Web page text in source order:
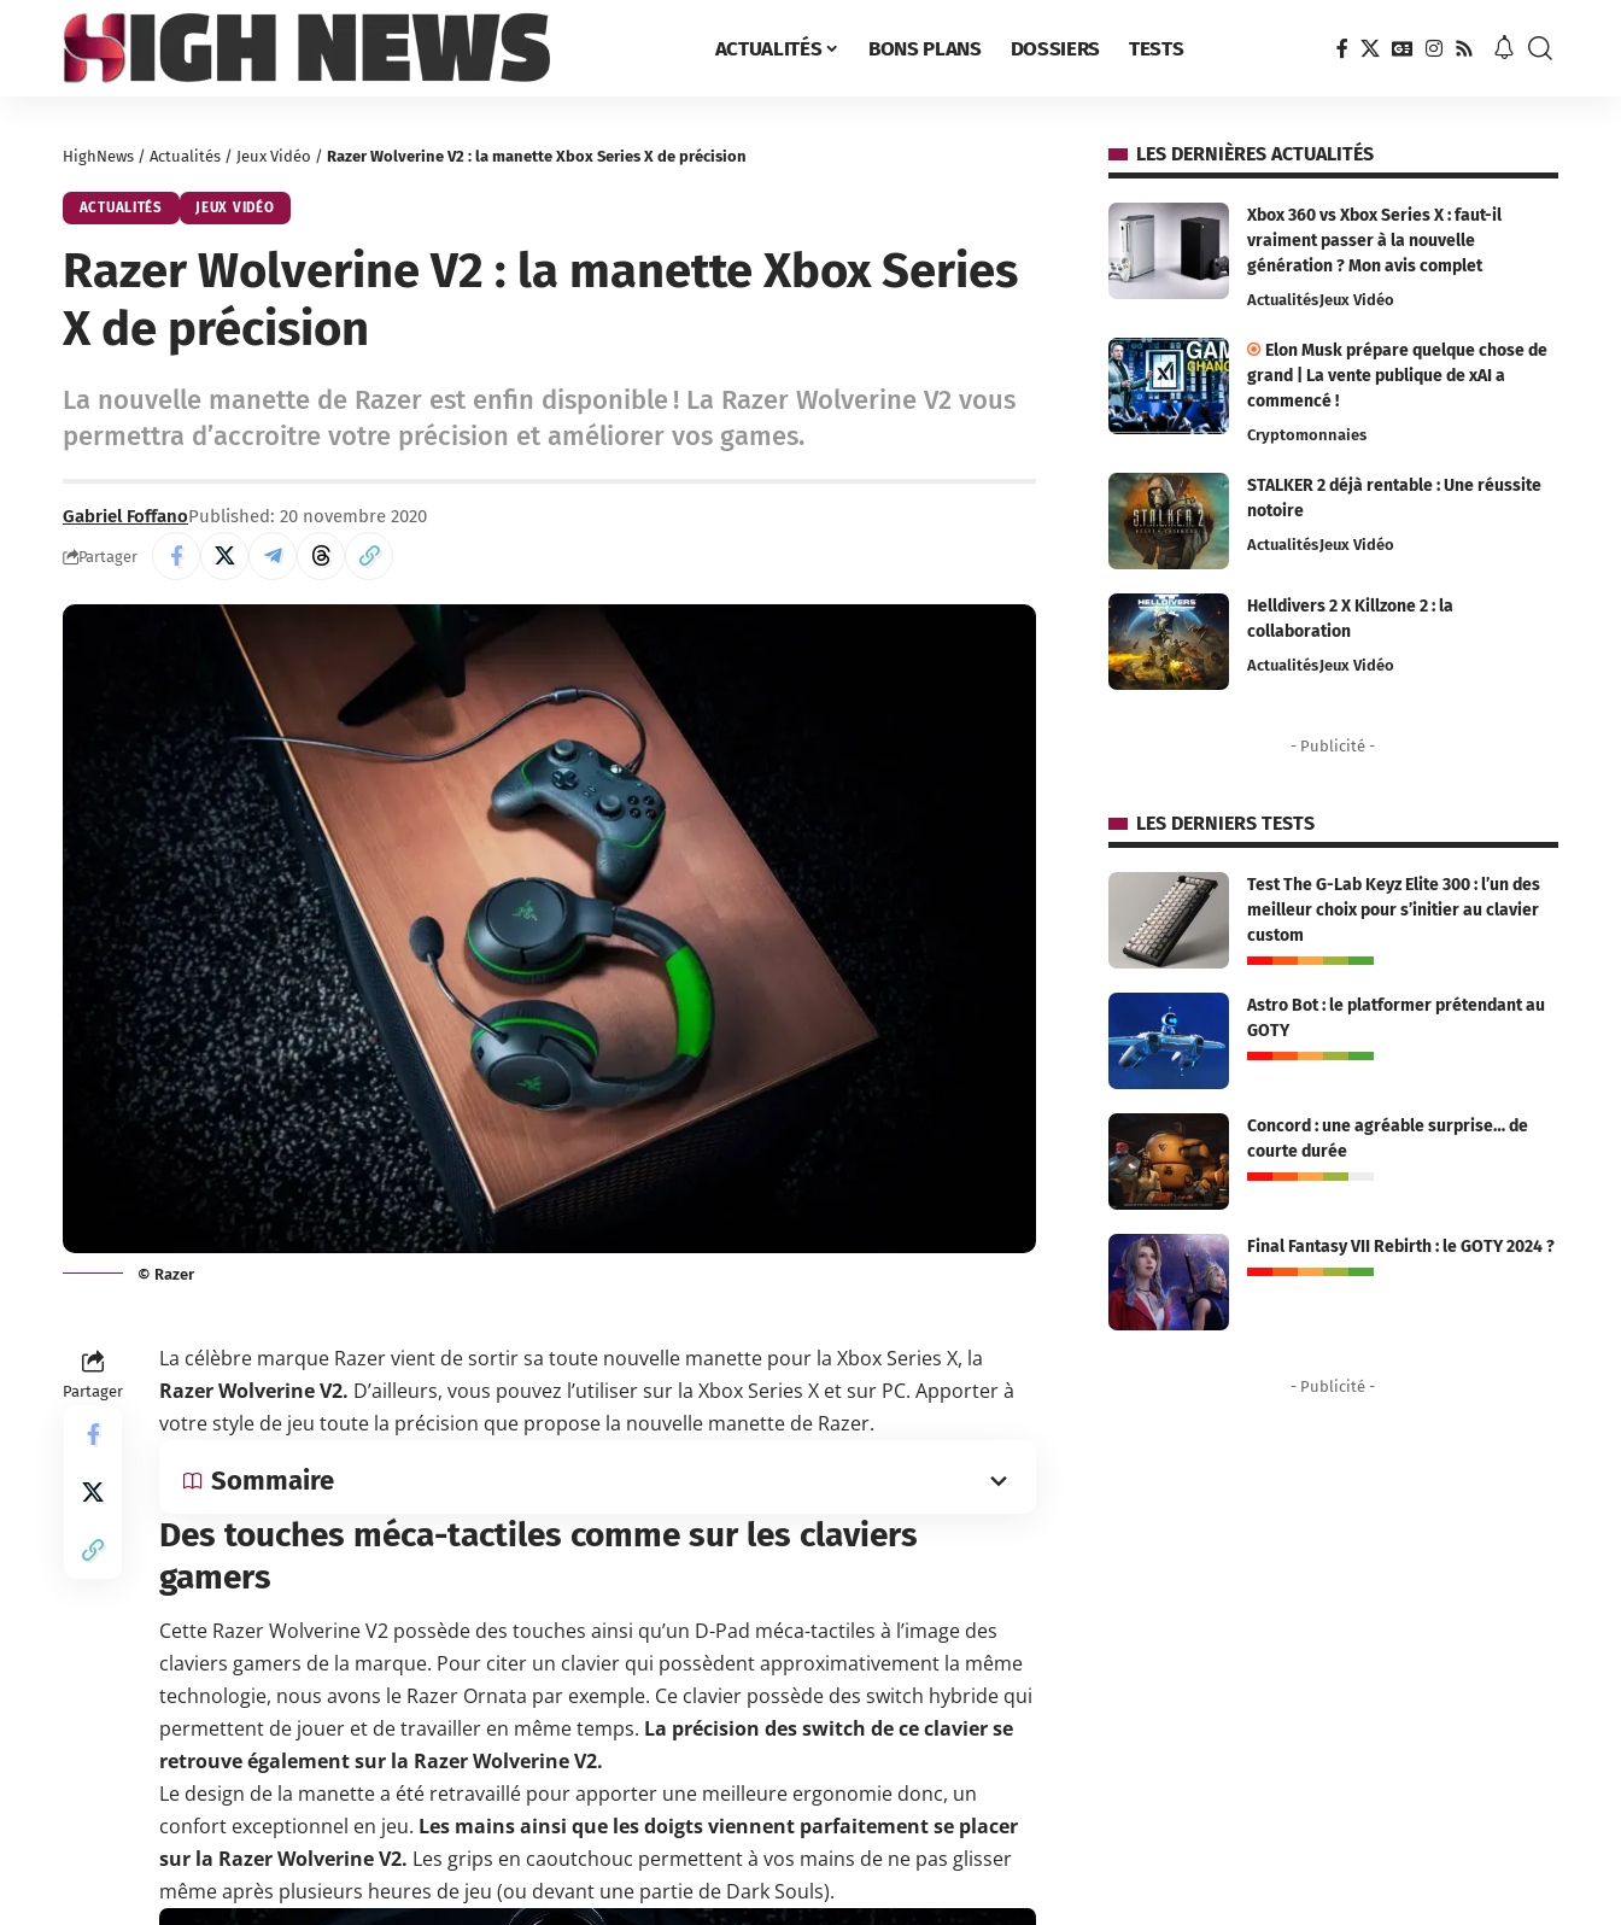
ACTUALITÉS BONS PLANS DOSSIERS TESTS
HighNews / Actualités / Jeux Vidéo / Razer Wolverine V2 : la manette Xbox Series X de précision
ACTUALITÉS JEUX VIDÉO
Razer Wolverine V2 : la manette Xbox Series
X de précision
La nouvelle manette de Razer est enfin disponible ! La Razer Wolverine V2 vous
permettra d’accroitre votre précision et améliorer vos games.
Gabriel FoffanoPublished: 20 novembre 2020
Partager
© Razer
Partager
La célèbre marque Razer vient de sortir sa toute nouvelle manette pour la Xbox Series X, la
Razer Wolverine V2. D’ailleurs, vous pouvez l’utiliser sur la Xbox Series X et sur PC. Apporter à
votre style de jeu toute la précision que propose la nouvelle manette de Razer.
Sommaire
Des touches méca-tactiles comme sur les claviers
gamers
Cette Razer Wolverine V2 possède des touches ainsi qu’un D-Pad méca-tactiles à l’image des
claviers gamers de la marque. Pour citer un clavier qui possèdent approximativement la même
technologie, nous avons le Razer Ornata par exemple. Ce clavier possède des switch hybride qui
permettent de jouer et de travailler en même temps. La précision des switch de ce clavier se
retrouve également sur la Razer Wolverine V2.
Le design de la manette a été retravaillé pour apporter une meilleure ergonomie donc, un
confort exceptionnel en jeu. Les mains ainsi que les doigts viennent parfaitement se placer
sur la Razer Wolverine V2. Les grips en caoutchouc permettent à vos mains de ne pas glisser
même après plusieurs heures de jeu (ou devant une partie de Dark Souls).
LES DERNIÈRES ACTUALITÉS
Xbox 360 vs Xbox Series X : faut-il
vraiment passer à la nouvelle
génération ? Mon avis complet
ActualitésJeux Vidéo
Elon Musk prépare quelque chose de
grand | La vente publique de xAI a
commencé !
Cryptomonnaies
STALKER 2 déjà rentable : Une réussite
notoire
ActualitésJeux Vidéo
Helldivers 2 X Killzone 2 : la
collaboration
ActualitésJeux Vidéo
- Publicité -
LES DERNIERS TESTS
Test The G-Lab Keyz Elite 300 : l’un des
meilleur choix pour s’initier au clavier
custom
Astro Bot : le platformer prétendant au
GOTY
Concord : une agréable surprise… de
courte durée
Final Fantasy VII Rebirth : le GOTY 2024 ?
- Publicité -